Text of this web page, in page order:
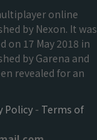
online
by Nexon. It was
on 17 May 2018 in
by Garena and
revealed for an
Policy- Terms of